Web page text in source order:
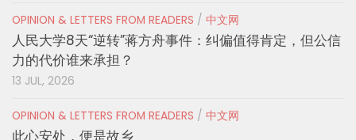
OPINION & LETTERS FROM READERS / 中文网
人民大学8天“逆转”蒋方舟事件：纠偏值得肯定，但公信
力的代价谁来承担？
13 JUL, 2026
OPINION & LETTERS FROM READERS / 中文网